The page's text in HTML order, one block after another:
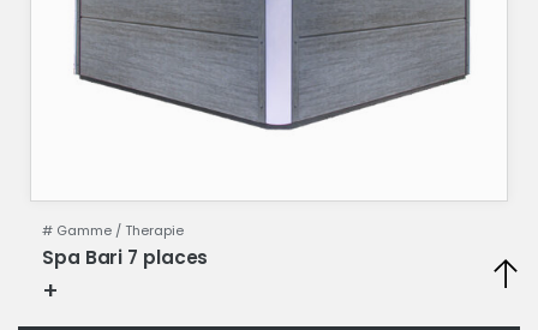
# Gamme / Therapie
Spa Bari 7 places
+